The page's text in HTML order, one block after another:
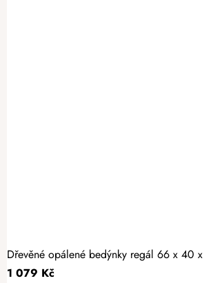
Dřevěné opálené bedýnky regál 66 x 40
1 079 Kč